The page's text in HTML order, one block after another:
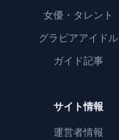
女優・タレント
グラビアアイドル
ガイド記事
サイト情報
運営者情報